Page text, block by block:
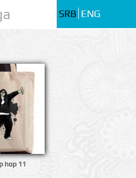
SRB ENG
hop 11